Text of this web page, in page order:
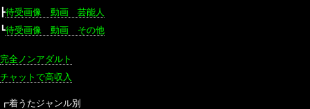
┣待受画像 動画 芸能人
┗待受画像 動画 その他
完全ノンアダルト
チャットで高収入
┏着うたジャンル別